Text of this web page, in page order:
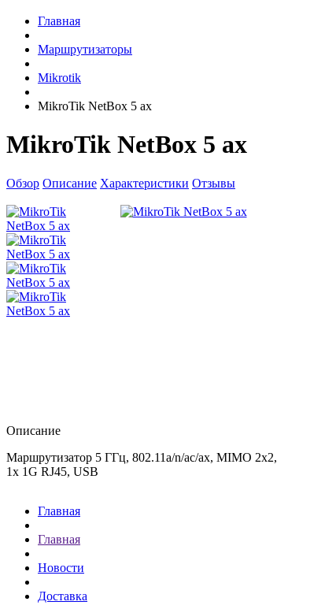
Главная
Маршрутизаторы
Mikrotik
MikroTik NetBox 5 ax
MikroTik NetBox 5 ax
Обзор Описание Характеристики Отзывы
Описание
Маршрутизатор 5 ГГц, 802.11a/n/ac/ax, MIMO 2x2,
1х 1G RJ45, USB
Главная
Главная
Новости
Доставка